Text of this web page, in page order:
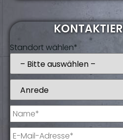
Standort wählen*